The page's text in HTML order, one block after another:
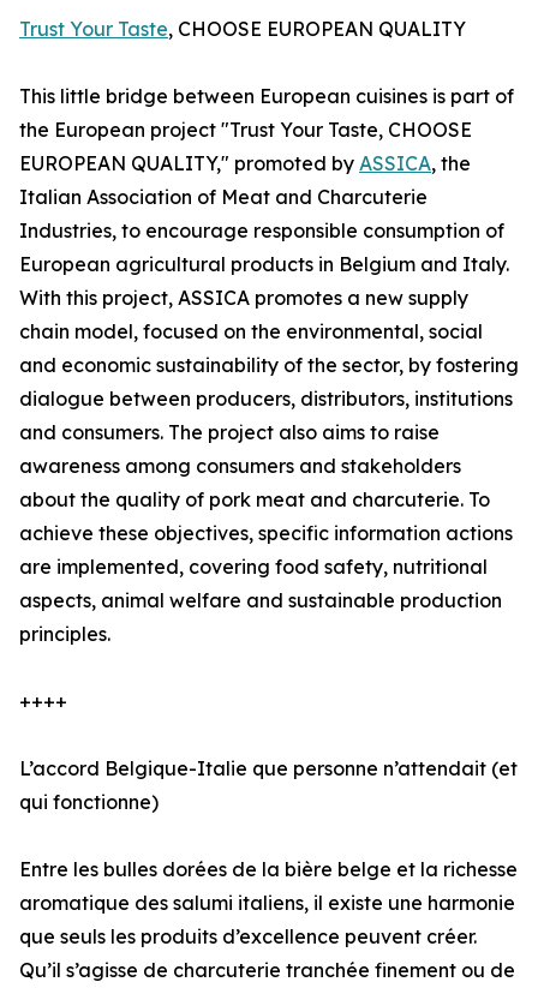
Trust Your Taste, CHOOSE EUROPEAN QUALITY
This little bridge between European cuisines is part of
the European project "Trust Your Taste, CHOOSE
EUROPEAN QUALITY," promoted by ASSICA, the
Italian Association of Meat and Charcuterie
Industries, to encourage responsible consumption of
European agricultural products in Belgium and Italy.
With this project, ASSICA promotes a new supply
chain model, focused on the environmental, social
and economic sustainability of the sector, by fostering
dialogue between producers, distributors, institutions
and consumers. The project also aims to raise
awareness among consumers and stakeholders
about the quality of pork meat and charcuterie. To
achieve these objectives, specific information actions
are implemented, covering food safety, nutritional
aspects, animal welfare and sustainable production
principles.
++++
L’accord Belgique-Italie que personne n’attendait (et
qui fonctionne)
Entre les bulles dorées de la bière belge et la richesse
aromatique des salumi italiens, il existe une harmonie
que seuls les produits d’excellence peuvent créer.
Qu’il s’agisse de charcuterie tranchée finement ou de